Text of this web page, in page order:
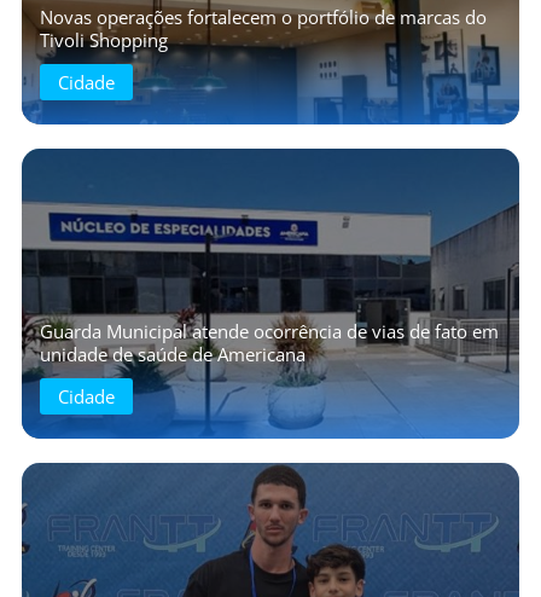
Novas operações fortalecem o portfólio de marcas do
Tivoli Shopping
Cidade
Guarda Municipal atende ocorrência de vias de fato em
unidade de saúde de Americana
Cidade